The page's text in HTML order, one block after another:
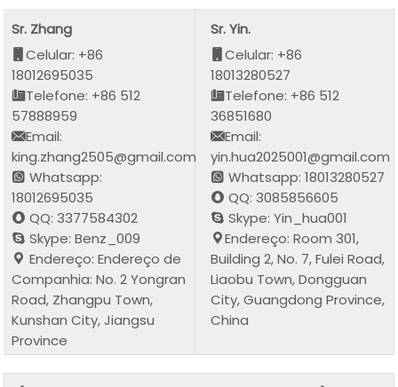
Sr. Zhang
Celular: +86
18012695035
Telefone: +86 512
57888959
Email:
king.zhang2505@gmail.com
Whatsapp:
18012695035
QQ: 3377584302
Skype: Benz_009
Endereço: Endereço de
Companhia: No. 2 Yongran
Road, Zhangpu Town,
Kunshan City, Jiangsu
Province
Sr. Yin.
Celular: +86
18013280527
Telefone: +86 512
36851680
Email:
yin.hua2025001@gmail.com
Whatsapp: 18013280527
QQ: 3085856605
Skype: Yin_hua001
Endereço: Room 301,
Building 2, No. 7, Fulei Road,
Liaobu Town, Dongguan
City, Guangdong Province,
China